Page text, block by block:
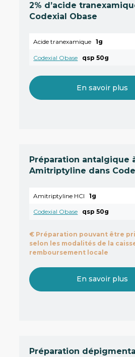
2% d’acide
Codexial Obase
Acide tranexamique 1g
Codexial Obase qsp 50g
En savoir plus
Préparation antalgique
Amitriptyline dans
Amitriptyline HCl 1g
Codexial Obase qsp 50g
€ Préparation pouvant être
selon les modalités de la
remboursement locale
En savoir plus
Préparation